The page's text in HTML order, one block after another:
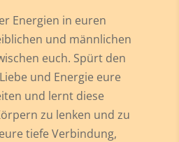
Energien in euren
und männlichen
euch. Spürt den
und Energie eure
und lernt diese
zu lenken und zu
tiefe Verbindung,